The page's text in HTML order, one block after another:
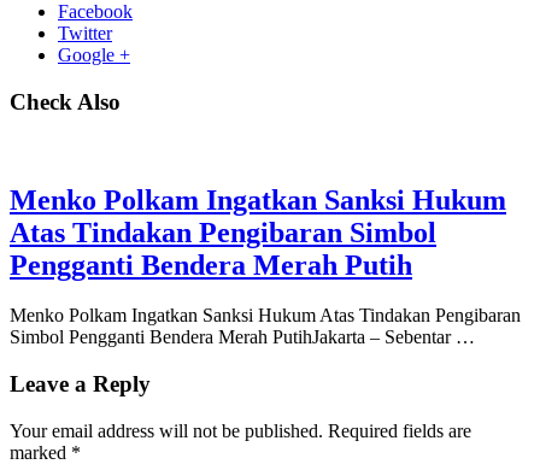
Facebook
Twitter
Google +
Check Also
Menko Polkam Ingatkan Sanksi Hukum
Atas Tindakan Pengibaran Simbol
Pengganti Bendera Merah Putih
Menko Polkam Ingatkan Sanksi Hukum Atas Tindakan Pengibaran
Simbol Pengganti Bendera Merah PutihJakarta – Sebentar …
Leave a Reply
Your email address will not be published. Required fields are
marked *